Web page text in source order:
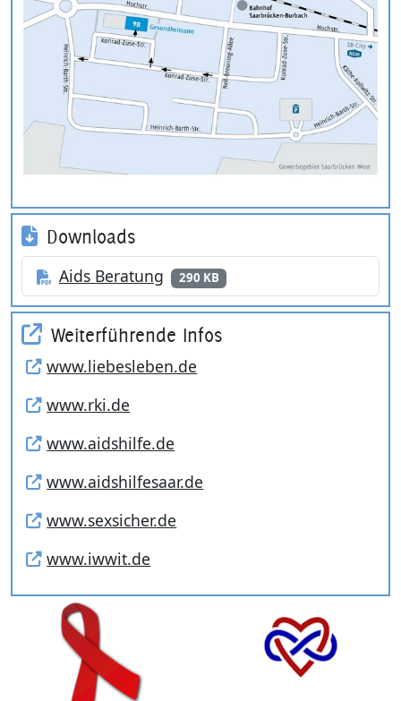
Downloads
Aids Beratung 290 KB
Weiterführende Infos
www.liebesleben.de
www.rki.de
www.aidshilfe.de
www.aidshilfesaar.de
www.sexsicher.de
www.iwwit.de